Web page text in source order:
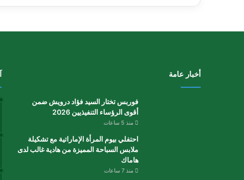
أخبار عامة
فوربس تختار السيد فؤاد درويش ضمن
أقوى الرؤساء التنفيذيين 2026
منذ 5 ساعات
احتفلي بيوم المرأة الإماراتية مع تشكيلة
ملابس السباحة المميزة من هادية غالب لدى
هاماك
منذ 7 ساعات